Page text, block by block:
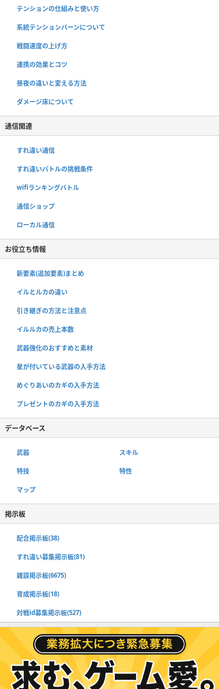
テンションの仕組みと使い方
系統テンションバーンについて
戦闘速度の上げ方
連携の効果とコツ
昼夜の違いと変える方法
ダメージ床について
通信関連
すれ違い通信
すれ違いバトルの挑戦条件
wifiランキングバトル
通信ショップ
ローカル通信
お役立ち情報
新要素(追加要素)まとめ
イルとルカの違い
引き継ぎの方法と注意点
イルルカの売上本数
武器強化のおすすめと素材
星が付いている武器の入手方法
めぐりあいのカギの入手方法
プレゼントのカギの入手方法
データベース
武器 スキル
特技 特性
マップ
掲示板
配合掲示板(38)
すれ違い募集掲示板(81)
雑談掲示板(6675)
育成掲示板(18)
対戦id募集掲示板(527)